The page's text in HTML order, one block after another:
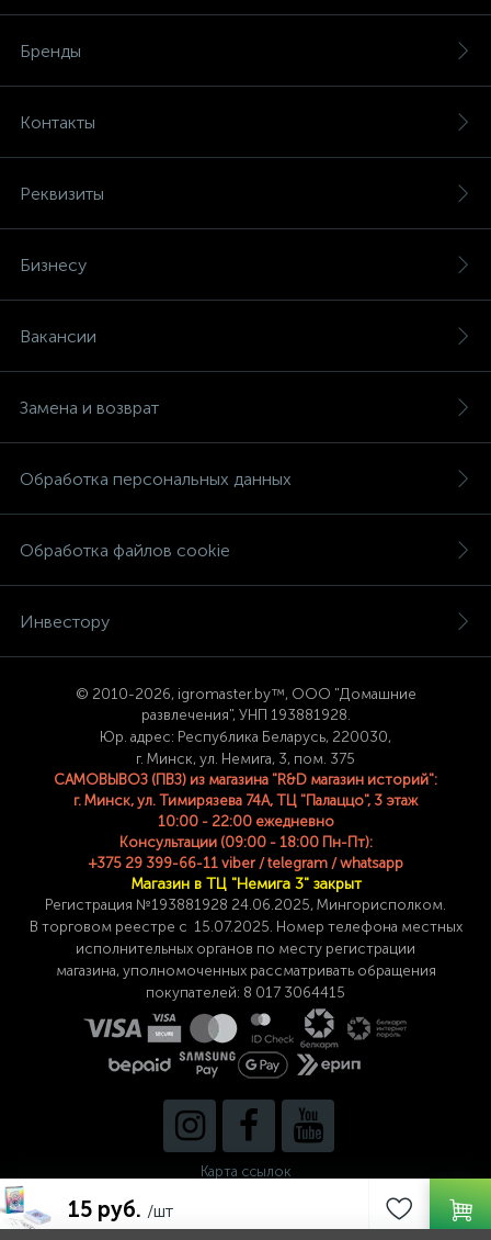
15 руб. /шт
Бренды
Контакты
Реквизиты
Бизнесу
Вакансии
Замена и возврат
Обработка персональных данных
Обработка файлов cookie
Инвестору
© 2010-2026, igromaster.by™, ООО "Домашние
развлечения", УНП 193881928.
Юр. адрес: Республика Беларусь, 220030,
г. Минск, ул. Немига, 3, пом. 375
САМОВЫВОЗ (ПВЗ) из магазина "R&D магазин историй":
г. Минск, ул. Тимирязева 74A, ТЦ "Палаццо", 3 этаж
10:00 - 22:00 ежедневно
Консультации (09:00 - 18:00 Пн-Пт):
+375 29 399-66-11 viber / telegram / whatsapp
Магазин в ТЦ "Немига 3" закрыт
Регистрация №193881928 24 .06.2025, Мингорисполком.
В торговом реестре с 15.07.2025. Номер телефона местных
исполнительных органов по месту регистрации
магазина,уполномоченных рассматривать обращения
покупателей: 8 017 3064415
Карта ссылок